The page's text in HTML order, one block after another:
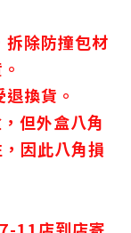
除防撞包材
換貨。
但外盒八角
因此八角損